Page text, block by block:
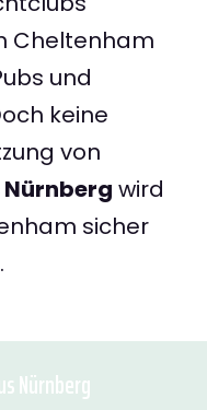
Cheltenham
und
keine
von
wird
sicher
Nürnberg